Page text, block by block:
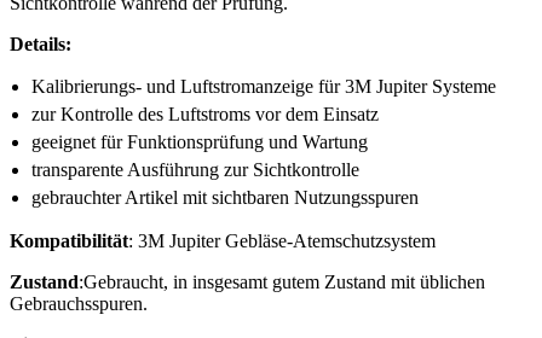
Details:
Kalibrierungs- und Luftstromanzeige für 3M Jupiter Systeme
zur Kontrolle des Luftstroms vor dem Einsatz
geeignet für Funktionsprüfung und Wartung
transparente Ausführung zur Sichtkontrolle
gebrauchter Artikel mit sichtbaren Nutzungsspuren
Kompatibilität: 3M Jupiter Gebläse-Atemschutzsystem
Zustand:Gebraucht, in insgesamt gutem Zustand mit üblichen
Gebrauchsspuren.